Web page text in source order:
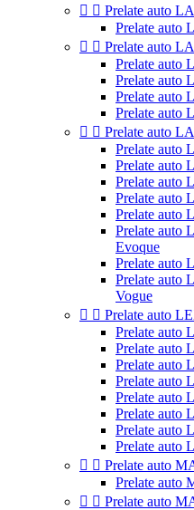
  Prelate auto
Prelate auto
  Prelate auto
Prelate auto
Prelate auto
Prelate auto
Prelate auto
  Prelate auto
Prelate auto
Prelate auto
Prelate auto
Prelate auto
Prelate auto
Prelate auto
Evoque
Prelate auto
Prelate auto
Vogue
  Prelate auto
Prelate auto
Prelate auto
Prelate auto
Prelate auto
Prelate auto
Prelate auto
Prelate auto
Prelate auto
  Prelate auto
Prelate auto
  Prelate auto